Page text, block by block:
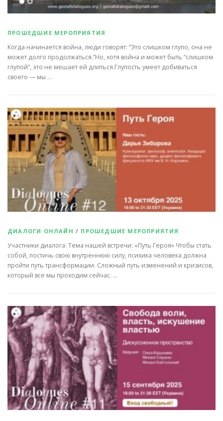
ПРОШЕДШИЕ МЕРОПРИЯТИЯ
Когда начинается война, люди говорят: “Это слишком глупо, она не
может долго продолжаться.”Но, хотя война и может быть “слишком
глупой”, это не мешает ей длиться.Глупость умеет добиваться
своего — мы …
ДИАЛОГИ ОНЛАЙН / ПРОШЕДШИЕ МЕРОПРИЯТИЯ
Участники диалога: Тема нашей встречи: «Путь Героя» Чтобы стать
собой, постичь свою внутреннюю силу, психика человека должна
пройти путь трансформации. Сложный путь изменений и кризисов,
который все мы проходим сейчас. …